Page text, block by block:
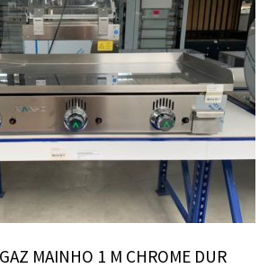
MAINHO 1 M CHROME DUR